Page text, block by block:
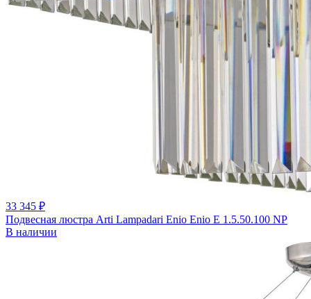
33 345 ₽
Подвесная люстра Arti Lampadari Enio Enio E 1.5.50.100 NP
В наличии